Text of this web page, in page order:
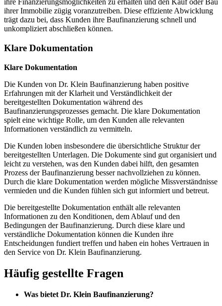
ihre Finanzierungsmöglichkeiten zu erhalten und den Kauf oder Bau
ihrer Immobilie zügig voranzutreiben. Diese effiziente Abwicklung
trägt dazu bei, dass Kunden ihre Baufinanzierung schnell und
unkompliziert abschließen können.
Klare Dokumentation
Klare Dokumentation
Die Kunden von Dr. Klein Baufinanzierung haben positive
Erfahrungen mit der Klarheit und Verständlichkeit der
bereitgestellten Dokumentation während des
Baufinanzierungsprozesses gemacht. Die klare Dokumentation
spielt eine wichtige Rolle, um den Kunden alle relevanten
Informationen verständlich zu vermitteln.
Die Kunden loben insbesondere die übersichtliche Struktur der
bereitgestellten Unterlagen. Die Dokumente sind gut organisiert und
leicht zu verstehen, was den Kunden dabei hilft, den gesamten
Prozess der Baufinanzierung besser nachvollziehen zu können.
Durch die klare Dokumentation werden mögliche Missverständnisse
vermieden und die Kunden fühlen sich gut informiert und betreut.
Die bereitgestellte Dokumentation enthält alle relevanten
Informationen zu den Konditionen, dem Ablauf und den
Bedingungen der Baufinanzierung. Durch diese klare und
verständliche Dokumentation können die Kunden ihre
Entscheidungen fundiert treffen und haben ein hohes Vertrauen in
den Service von Dr. Klein Baufinanzierung.
Häufig gestellte Fragen
Was bietet Dr. Klein Baufinanzierung?